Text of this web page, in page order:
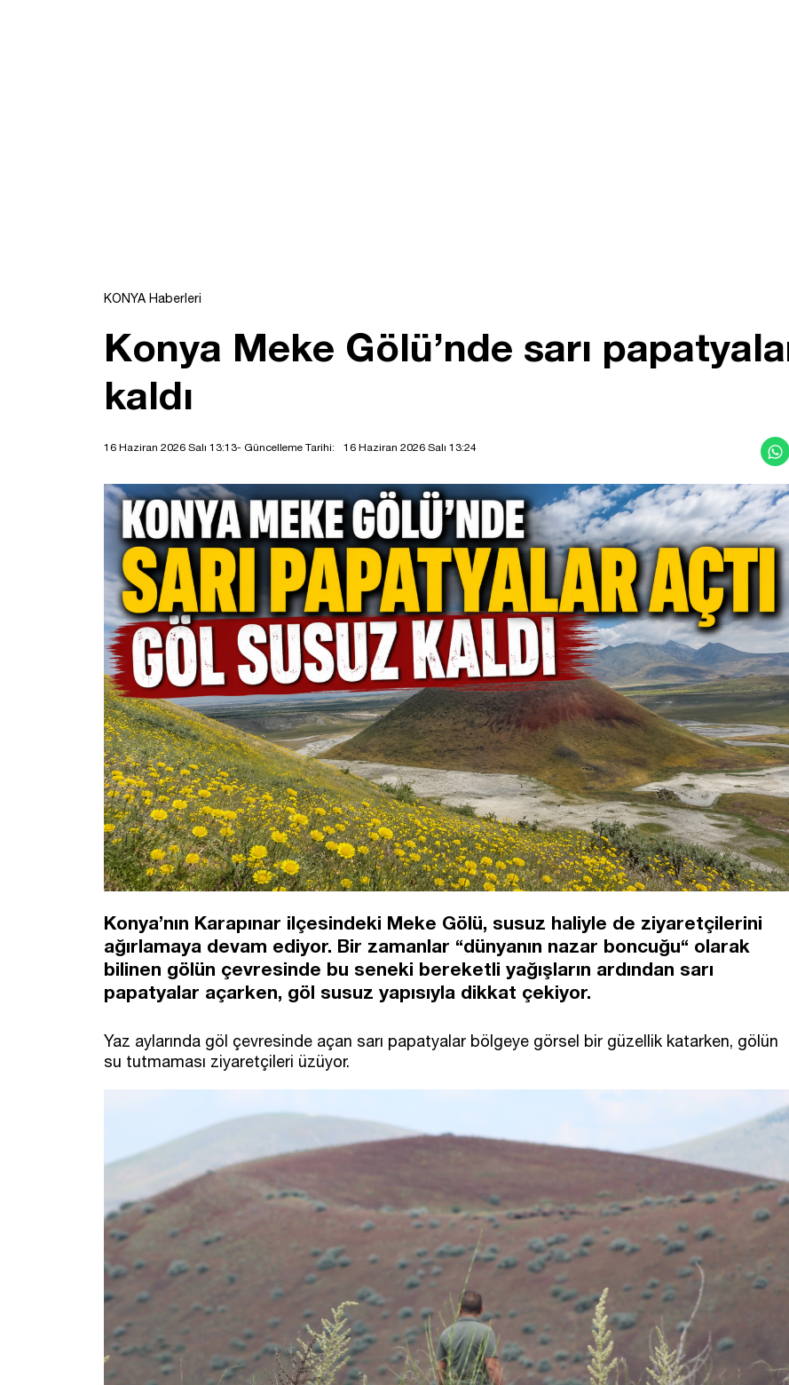
KONYA Haberleri
Konya Meke Gölü’nde sarı
kaldı
16 Haziran 2026 Salı 13:13- Güncelleme Tarihi: 16 Haziran 2026 Salı 13:24
Konya’nın Karapınar ilçesindeki Meke Gölü, susuz haliyle de ziyaretçilerini
ağırlamaya devam ediyor. Bir zamanlar “dünyanın nazar boncuğu“ olarak
bilinen gölün çevresinde bu seneki bereketli yağışların ardından sarı
papatyalar açarken, göl susuz yapısıyla dikkat çekiyor.
Yaz aylarında göl çevresinde açan sarı papatyalar bölgeye görsel bir güzellik katarken, gölün
su tutmaması ziyaretçileri üzüyor.